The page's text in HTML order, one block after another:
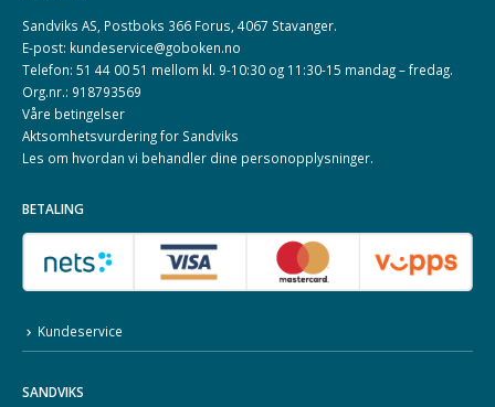
Sandviks AS, Postboks 366 Forus, 4067 Stavanger.
E-post: kundeservice@goboken.no
Telefon: 51 44 00 51 mellom kl. 9-10:30 og 11:30-15 mandag – fredag.
Org.nr.: 918793569
Våre betingelser
Aktsomhetsvurdering for Sandviks
Les om hvordan vi behandler dine personopplysninger.
BETALING
Kundeservice
SANDVIKS